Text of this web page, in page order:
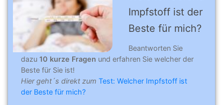
Impfstoff ist der
Beste für mich?
Beantworten Sie
dazu 10 kurze Fragen und erfahren Sie welcher der
Beste für Sie ist!
Hier geht´s direkt zum Test: Welcher Impfstoff ist
der Beste für mich?